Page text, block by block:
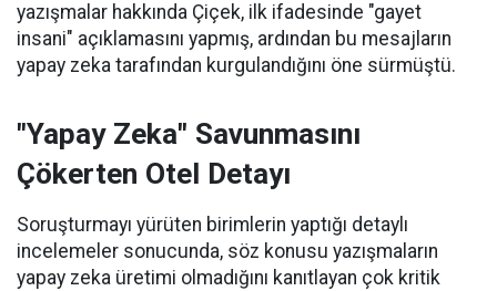
yazışmalar hakkında Çiçek, ilk ifadesinde "gayet
insani" açıklamasını yapmış, ardından bu mesajların
yapay zeka tarafından kurgulandığını öne sürmüştü.
"Yapay Zeka" Savunmasını
Çökerten Otel Detayı
Soruşturmayı yürüten birimlerin yaptığı detaylı
incelemeler sonucunda, söz konusu yazışmaların
yapay zeka üretimi olmadığını kanıtlayan çok kritik